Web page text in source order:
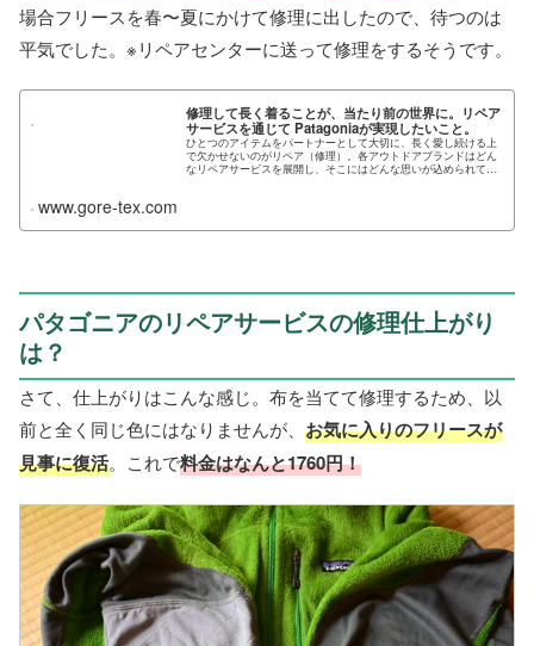
場合フリースを春〜夏にかけて修理に出したので、待つのは
平気でした。※リペアセンターに送って修理をするそうです。
修理して長く着ることが、当たり前の世界に。リペア
サービスを通じて Patagoniaが実現したいこと。
ひとつのアイテムをパートナーとして大切に、長く愛し続ける上
で欠かせないのがリペア（修理）。各アウトドアブランドはどん
なリペアサービスを展開し、そこにはどんな思いが込められてい
www.gore-tex.com
パタゴニアのリペアサービスの修理仕上がり
は？
さて、仕上がりはこんな感じ。布を当てて修理するため、以
前と全く同じ色にはなりませんが、 お気に入りのフリースが
見事に復活。これで料金はなんと1760円！